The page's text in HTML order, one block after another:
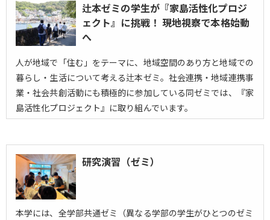
辻本ゼミの学生が『家島活性化プロジ
ェクト』に挑戦！ 現地視察で本格始動
へ
人が地域で「住む」をテーマに、地域空間のあり方と地域での
暮らし・生活について考える辻本ゼミ。社会連携・地域連携事
業・社会共創活動にも積極的に参加している同ゼミでは、『家
島活性化プロジェクト』に取り組んでいます。
研究演習（ゼミ）
本学には、全学部共通ゼミ（異なる学部の学生がひとつのゼミ